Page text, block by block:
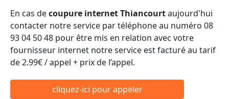
En cas decoupure internet Thiancourtaujourd'hui
contacter notre service par téléphone au numéro 08
93 04 50 48 pour être mis en relation avec votre
fournisseur internet notre service est facturé au tarif
de 2.99€ / appel + prix de l’appel.
cliquez-ici pour appeler